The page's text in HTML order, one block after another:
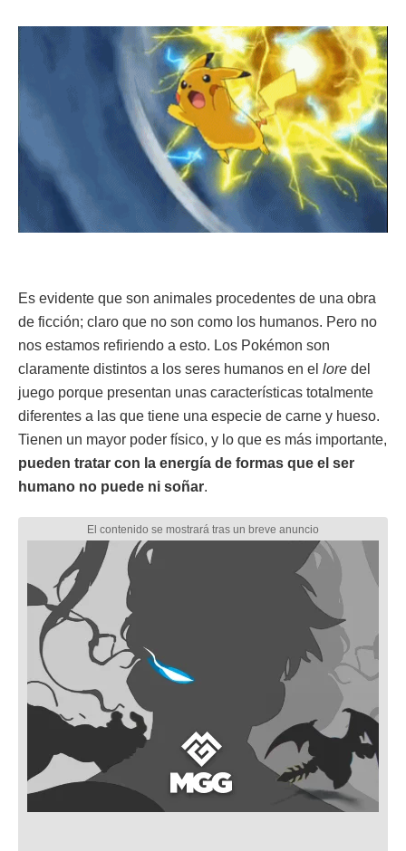
Es evidente que son animales procedentes de una obra
de ficción; claro que no son como los humanos. Pero no
nos estamos refiriendo a esto. Los Pokémon son
claramente distintos a los seres humanos en el lore del
juego porque presentan unas características totalmente
diferentes a las que tiene una especie de carne y hueso.
Tienen un mayor poder físico, y lo que es más importante,
pueden tratar con la energía de formas que el ser
humano no puede ni soñar.